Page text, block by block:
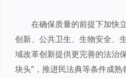
在确保质量的前提下加快
创新、公共卫生、生物安全、
域改革创新提供更完善的法治
块头”，推进民法典等条件成